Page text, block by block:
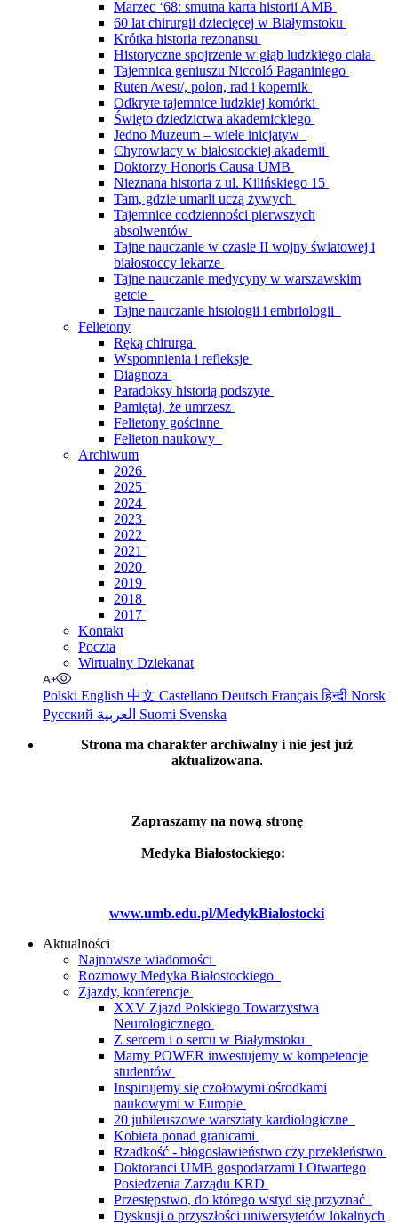
Marzec ‘68: smutna karta historii AMB
60 lat chirurgii dziecięcej w Białymstoku
Krótka historia rezonansu
Historyczne spojrzenie w głąb ludzkiego ciała
Tajemnica geniuszu Niccoló Paganiniego
Ruten /west/, polon, rad i kopernik
Odkryte tajemnice ludzkiej komórki
Święto dziedzictwa akademickiego
Jedno Muzeum – wiele inicjatyw
Chyrowiacy w białostockiej akademii
Doktorzy Honoris Causa UMB
Nieznana historia z ul. Kilińskiego 15
Tam, gdzie umarli uczą żywych
Tajemnice codzienności pierwszych
absolwentów
Tajne nauczanie w czasie II wojny światowej i
białostoccy lekarze
Tajne nauczanie medycyny w warszawskim
getcie
Tajne nauczanie histologii i embriologii
Felietony
Ręką chirurga
Wspomnienia i refleksje
Diagnoza
Paradoksy historią podszyte
Pamiętaj, że umrzesz
Felietony gościnne
Felieton naukowy
Archiwum
2026
2025
2024
2023
2022
2021
2020
2019
2018
2017
Kontakt
Poczta
Wirtualny Dziekanat
Polski English 中文 Castellano Deutsch Françaisहिन्दी Norsk
Русский
Suomi Svenska
Strona ma charakter archiwalny i nie jest już
aktualizowana.
Zapraszamy na nową stronę
Medyka Białostockiego:
www.umb.edu.pl/MedykBialostocki
Aktualności
Najnowsze wiadomości
Rozmowy Medyka Białostockiego
Zjazdy, konferencje
XXV Zjazd Polskiego Towarzystwa
Neurologicznego
Z sercem i o sercu w Białymstoku
Mamy POWER inwestujemy w kompetencje
studentów
Inspirujemy się czołowymi ośrodkami
naukowymi w Europie
20 jubileuszowe warsztaty kardiologiczne
Kobieta ponad granicami
Rzadkość - błogosławieństwo czy przekleństwo
Doktoranci UMB gospodarzami I Otwartego
Posiedzenia Zarządu KRD
Przestępstwo, do którego wstyd się przyznać
Dyskusji o przyszłości uniwersytetów lokalnych